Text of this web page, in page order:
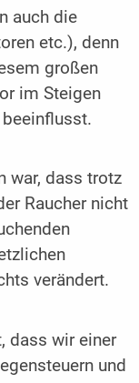
auch die
etc.), denn
großen
im Steigen
war, dass trotz
Raucher nicht
verändert.
dass wir einer
und